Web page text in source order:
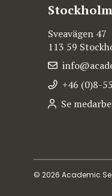
Stockholm
Sveavägen 47
113 59
+46 (0)8-
Se
© 2026 Academic